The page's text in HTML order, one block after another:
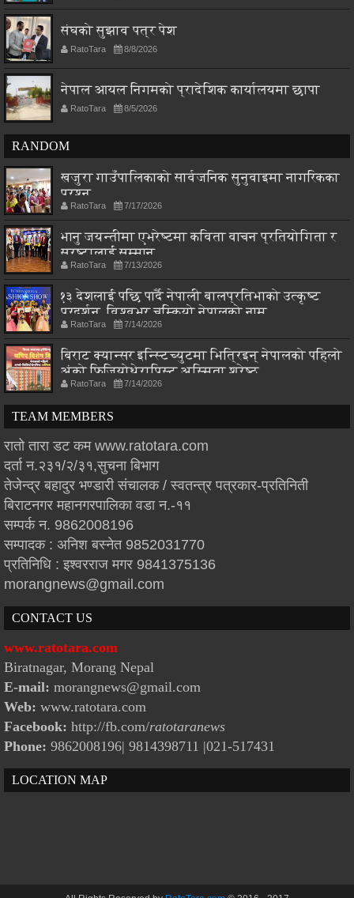
संघको सुझाव पत्र पेश
RatoTara 8/8/2026
नेपाल आयल निगमको प्रादेशिक कार्यालयमा छापा
RatoTara 8/5/2026
RANDOM
खजुरा गाउँपालिकाको सार्वजनिक सुनुवाइमा नागरिकका
प्रश्न
RatoTara 7/17/2026
भानु जयन्तीमा एभरेष्टमा कविता वाचन प्रतियोगिता र
स्रष्टालाई सम्मान
RatoTara 7/13/2026
१३ देशलाई पछि पार्दै नेपाली बालप्रतिभाको उत्कृष्ट
प्रदर्शन, विश्वभर चम्कियो नेपालको नाम
RatoTara 7/14/2026
बिराट क्यान्सर इन्स्टिच्युटमा भित्रिइन् नेपालको पहिलो
अंको फिजियोथेरापिस्ट अस्मिता श्रेष्ठ
RatoTara 7/14/2026
TEAM MEMBERS
रातो तारा डट कम www.ratotara.com
दर्ता न.२३१/२/३१,सुचना बिभाग
तेजेन्द्र बहादुर भण्डारी संचालक / स्वतन्त्र पत्रकार-प्रतिनिती
बिराटनगर महानगरपालिका वडा न.-११
सम्पर्क न. 9862008196
सम्पादक : अनिश बस्नेत 9852031770
प्रतिनिधि : इश्वरराज मगर 9841375136
morangnews@gmail.com
CONTACT US
www.ratotara.com
Biratnagar, Morang Nepal
E-mail: morangnews@gmail.com
Web: www.ratotara.com
Facebook: http://fb.com/ratotaranews
Phone: 9862008196| 9814398711 |021-517431
LOCATION MAP